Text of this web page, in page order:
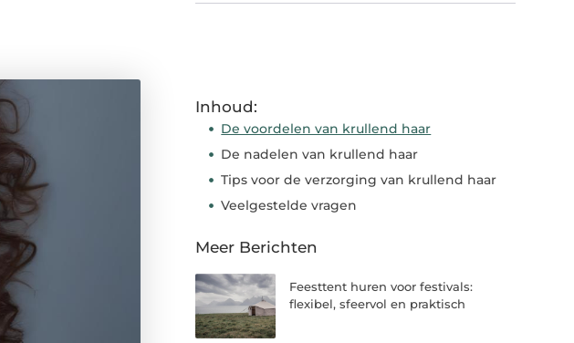
Inhoud:
De voordelen van krullend haar
De nadelen van krullend haar
Tips voor de verzorging van krullend haar
Veelgestelde vragen
Meer Berichten
Feesttent huren voor festivals:
flexibel, sfeervol en praktisch